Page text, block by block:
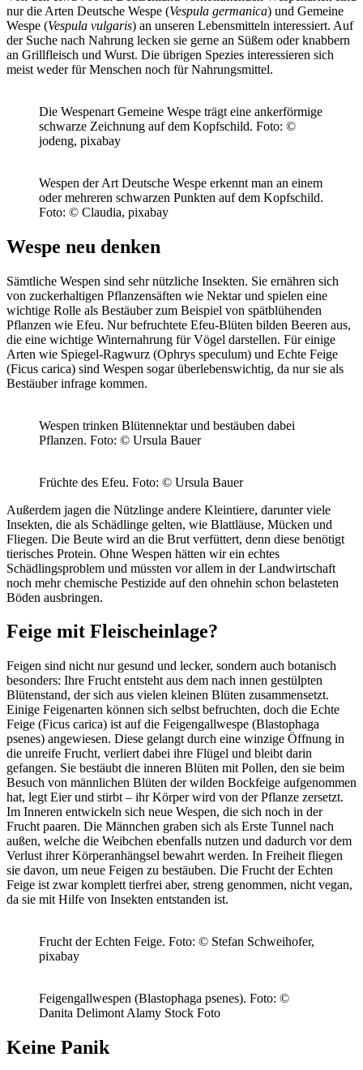
nur die Arten Deutsche Wespe (Vespula germanica) und Gemeine
Wespe (Vespula vulgaris) an unseren Lebensmitteln interessiert. Auf
der Suche nach Nahrung lecken sie gerne an Süßem oder knabbern
an Grillfleisch und Wurst. Die übrigen Spezies interessieren sich
meist weder für Menschen noch für Nahrungsmittel.
Die Wespenart Gemeine Wespe trägt eine ankerförmige
schwarze Zeichnung auf dem Kopfschild. Foto: ©
jodeng, pixabay
Wespen der Art Deutsche Wespe erkennt man an einem
oder mehreren schwarzen Punkten auf dem Kopfschild.
Foto: © Claudia, pixabay
Wespe neu denken
Sämtliche Wespen sind sehr nützliche Insekten. Sie ernähren sich
von zuckerhaltigen Pflanzensäften wie Nektar und spielen eine
wichtige Rolle als Bestäuber zum Beispiel von spätblühenden
Pflanzen wie Efeu. Nur befruchtete Efeu-Blüten bilden Beeren aus,
die eine wichtige Winternahrung für Vögel darstellen. Für einige
Arten wie Spiegel-Ragwurz (Ophrys speculum) und Echte Feige
(Ficus carica) sind Wespen sogar überlebenswichtig, da nur sie als
Bestäuber infrage kommen.
Wespen trinken Blütennektar und bestäuben dabei
Pflanzen. Foto: © Ursula Bauer
Früchte des Efeu. Foto: © Ursula Bauer
Außerdem jagen die Nützlinge andere Kleintiere, darunter viele
Insekten, die als Schädlinge gelten, wie Blattläuse, Mücken und
Fliegen. Die Beute wird an die Brut verfüttert, denn diese benötigt
tierisches Protein. Ohne Wespen hätten wir ein echtes
Schädlingsproblem und müssten vor allem in der Landwirtschaft
noch mehr chemische Pestizide auf den ohnehin schon belasteten
Böden ausbringen.
Feige mit Fleischeinlage?
Feigen sind nicht nur gesund und lecker, sondern auch botanisch
besonders: Ihre Frucht entsteht aus dem nach innen gestülpten
Blütenstand, der sich aus vielen kleinen Blüten zusammensetzt.
Einige Feigenarten können sich selbst befruchten, doch die Echte
Feige (Ficus carica) ist auf die Feigengallwespe (Blastophaga
psenes) angewiesen. Diese gelangt durch eine winzige Öffnung in
die unreife Frucht, verliert dabei ihre Flügel und bleibt darin
gefangen. Sie bestäubt die inneren Blüten mit Pollen, den sie beim
Besuch von männlichen Blüten der wilden Bockfeige aufgenommen
hat, legt Eier und stirbt – ihr Körper wird von der Pflanze zersetzt.
Im Inneren entwickeln sich neue Wespen, die sich noch in der
Frucht paaren. Die Männchen graben sich als Erste Tunnel nach
außen, welche die Weibchen ebenfalls nutzen und dadurch vor dem
Verlust ihrer Körperanhängsel bewahrt werden. In Freiheit fliegen
sie davon, um neue Feigen zu bestäuben. Die Frucht der Echten
Feige ist zwar komplett tierfrei aber, streng genommen, nicht vegan,
da sie mit Hilfe von Insekten entstanden ist.
Frucht der Echten Feige. Foto: © Stefan Schweihofer,
pixabay
Feigengallwespen (Blastophaga psenes). Foto: ©
Danita Delimont Alamy Stock Foto
Keine Panik